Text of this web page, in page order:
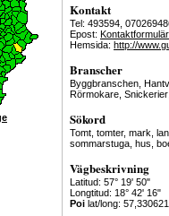
Kontakt
Tel: 493594,
Epost: Kontaktformulär
Hemsida: http://
Branscher
Byggbranschen
Rörmokare Snickerier
Sökord
Tomt, tomter, mark,
sommarstuga, hus,
Vägbeskrivning
Latitud: 57° 19' 50"
Longtitud: 18° 42' 16"
Poi lat/long: